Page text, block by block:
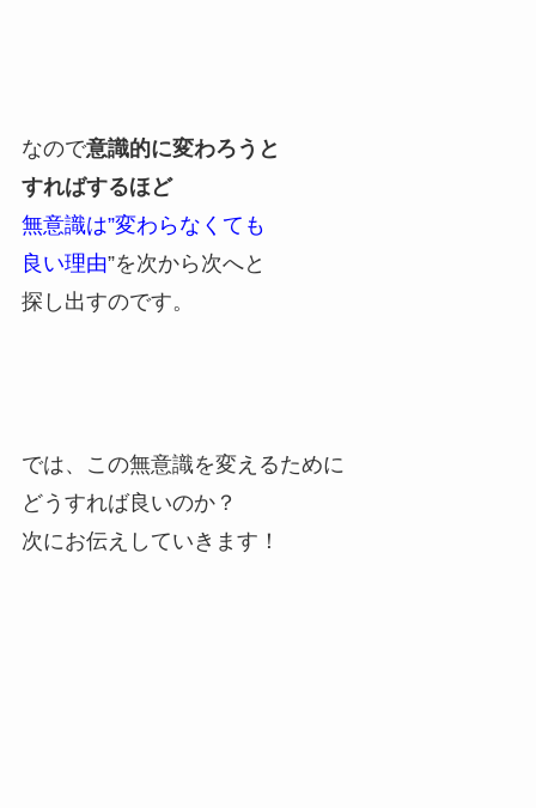
なので意識的に変わろうと
すればするほど
無意識は”変わらなくても
良い理由”を次から次へと
探し出すのです。
では、この無意識を変えるために
どうすれば良いのか？
次にお伝えしていきます！